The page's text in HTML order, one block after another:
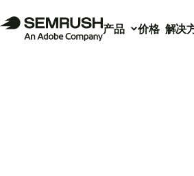
产品 价格 解决